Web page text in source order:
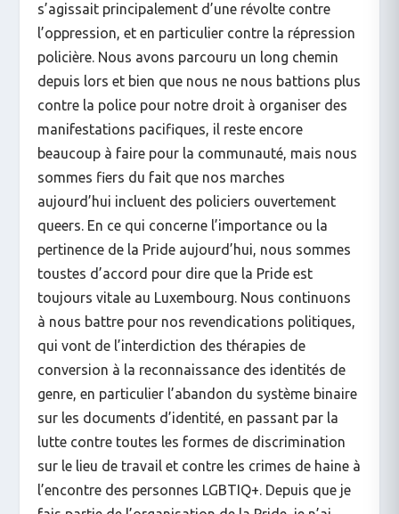
s’agissait principalement d’une révolte contre
l’oppression, et en particulier contre la répression
policière. Nous avons parcouru un long chemin
depuis lors et bien que nous ne nous battions plus
contre la police pour notre droit à organiser des
manifestations pacifiques, il reste encore
beaucoup à faire pour la communauté, mais nous
sommes fiers du fait que nos marches
aujourd’hui incluent des policiers ouvertement
queers. En ce qui concerne l’importance ou la
pertinence de la Pride aujourd’hui, nous sommes
toustes d’accord pour dire que la Pride est
toujours vitale au Luxembourg. Nous continuons
à nous battre pour nos revendications politiques,
qui vont de l’interdiction des thérapies de
conversion à la reconnaissance des identités de
genre, en particulier l’abandon du système binaire
sur les documents d’identité, en passant par la
lutte contre toutes les formes de discrimination
sur le lieu de travail et contre les crimes de haine à
l’encontre des personnes LGBTIQ+. Depuis que je